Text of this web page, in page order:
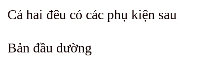
Cả hai đêu có các phụ kiện sau
Bản đầu dường